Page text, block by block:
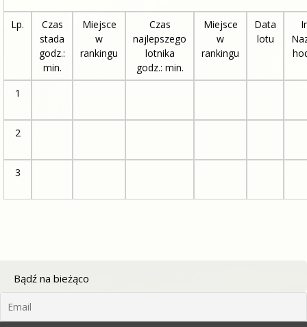
Lp.
Czas
stada
godz.:
min.
Miejsce
w
rankingu
Czas
najlepszego
lotnika
godz.: min.
Miejsce
w
rankingu
Data
lotu
1
2
3
Bądź na bieżąco